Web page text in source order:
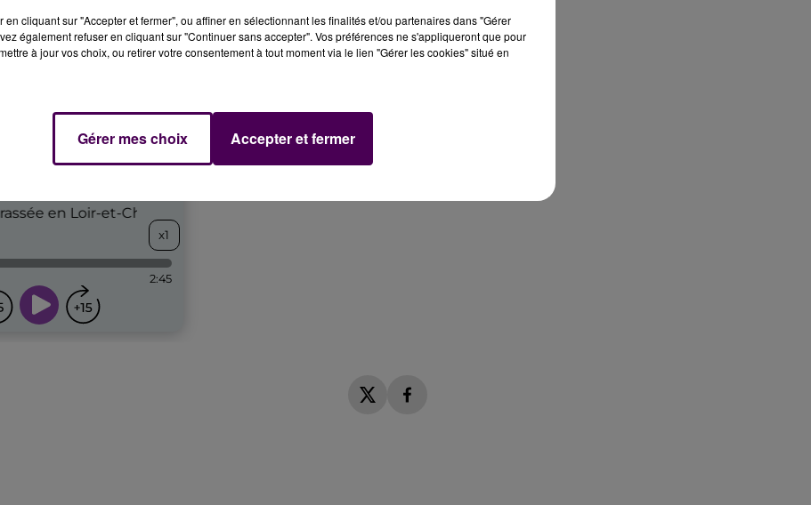
en cliquant sur "Accepter et fermer", ou affiner en sélectionnant les finalités et/ou partenaires dans "Gérer
également refuser en cliquant sur "Continuer sans accepter". Vos préférences ne s'appliqueront que pour
à jour vos choix, ou retirer votre consentement à tout moment via le lien "Gérer les cookies" situé en
Gérer mes choix Accepter et fermer